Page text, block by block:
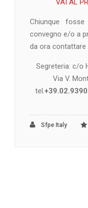
VAI AL
Chiunque
convegno e/o a
da ora contattare
Segreteria: c/o
Via V.
tel.
Sfpe Italy